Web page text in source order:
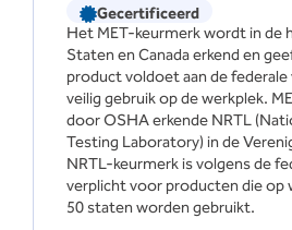
Gecertificeerd
Het MET-keurmerk wordt in de
Staten en Canada erkend en
product voldoet aan de
veilig gebruik op de werkplek.
door OSHA erkende NRTL
Testing Laboratory) in de
NRTL-keurmerk is volgens de
verplicht voor producten die op
50 staten worden gebruikt.